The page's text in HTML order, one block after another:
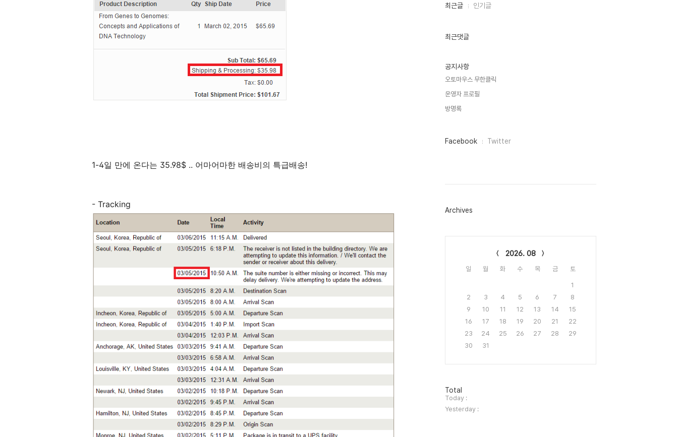
1-4일 만에 온다는 35.98$ .. 어마어마한 배송비의 특급배송!
- Tracking
최
인
최근글 인기글
최근댓글
공지사항
오토마우스 무한클릭
운영자 프로필
방명록
페
그
Facebook Twitter
Archives
2026. 08
일 월 화 수 목 금 토
1
2
3 4 5 6 7
8
9
10 11 12 13 14
15
16
17 18 19 20 21
22
23
24 25 26 27 28
29
30
31
방
문
자
수
Total
Today :
Yesterday :